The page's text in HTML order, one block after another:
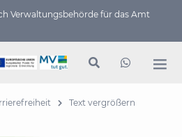
Verwaltungs­behörde für das Amt
Text vergrößern